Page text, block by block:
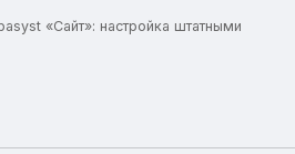
«Сайт»: настройка штатными